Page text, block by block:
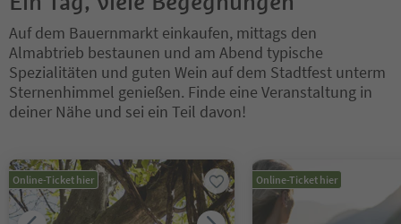
Auf dem Bauernmarkt einkaufen, mittags den
Almabtrieb bestaunen und am Abend typische
Spezialitäten und guten Wein auf dem Stadtfest unterm
Sternenhimmel genießen. Finde eine Veranstaltung in
deiner Nähe und sei ein Teil davon!
Online-Ticket hier Online-Ticket hier